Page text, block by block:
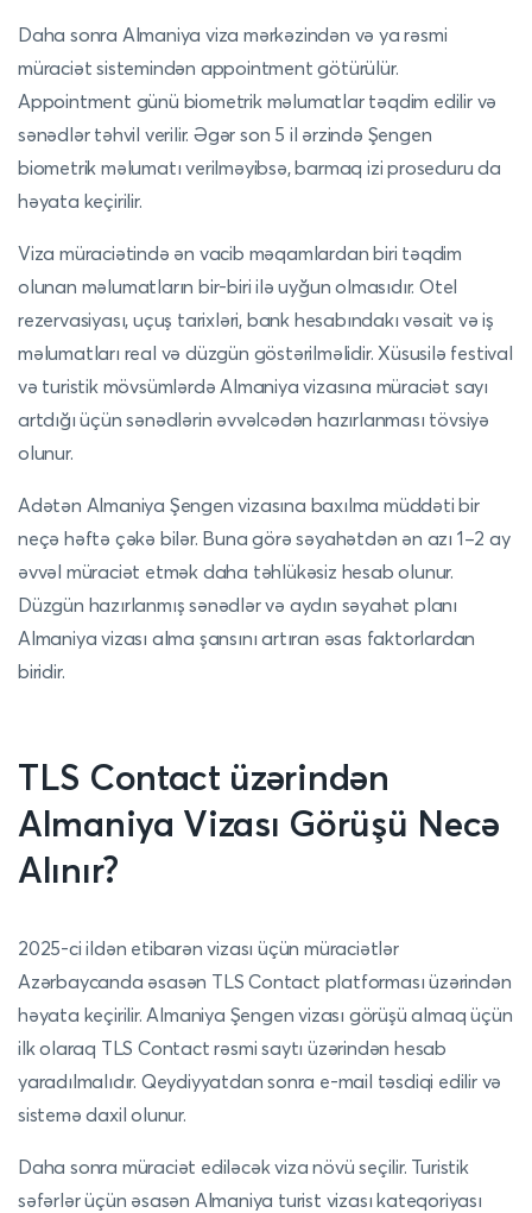
Daha sonra Almaniya viza mərkəzindən və ya rəsmi
müraciət sistemindən appointment götürülür.
Appointment günü biometrik məlumatlar təqdim edilir və
sənədlər təhvil verilir. Əgər son 5 il ərzində Şengen
biometrik məlumatı verilməyibsə, barmaq izi proseduru da
həyata keçirilir.
Viza müraciətində ən vacib məqamlardan biri təqdim
olunan məlumatların bir-biri ilə uyğun olmasıdır. Otel
rezervasiyası, uçuş tarixləri, bank hesabındakı vəsait və iş
məlumatları real və düzgün göstərilməlidir. Xüsusilə festival
və turistik mövsümlərdə Almaniya vizasına müraciət sayı
artdığı üçün sənədlərin əvvəlcədən hazırlanması tövsiyə
olunur.
Adətən Almaniya Şengen vizasına baxılma müddəti bir
neçə həftə çəkə bilər. Buna görə səyahətdən ən azı 1–2 ay
əvvəl müraciət etmək daha təhlükəsiz hesab olunur.
Düzgün hazırlanmış sənədlər və aydın səyahət planı
Almaniya vizası alma şansını artıran əsas faktorlardan
biridir.
TLS Contact üzərindən
Almaniya Vizası Görüşü Necə
Alınır?
2025-ci ildən etibarən vizası üçün müraciətlər
Azərbaycanda əsasən TLS Contact platforması üzərindən
həyata keçirilir. Almaniya Şengen vizası görüşü almaq üçün
ilk olaraq TLS Contact rəsmi saytı üzərindən hesab
yaradılmalıdır. Qeydiyyatdan sonra e-mail təsdiqi edilir və
sistemə daxil olunur.
Daha sonra müraciət ediləcək viza növü seçilir. Turistik
səfərlər üçün əsasən Almaniya turist vizası kateqoriyası